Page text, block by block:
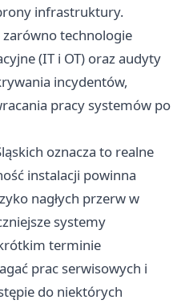
infrastruktury.
technologie
(IT i OT) oraz audyty
incydentów,
pracy systemów po
oznacza to realne
instalacji powinna
nagłych przerw w
systemy
terminie
prac serwisowych i
do niektórych